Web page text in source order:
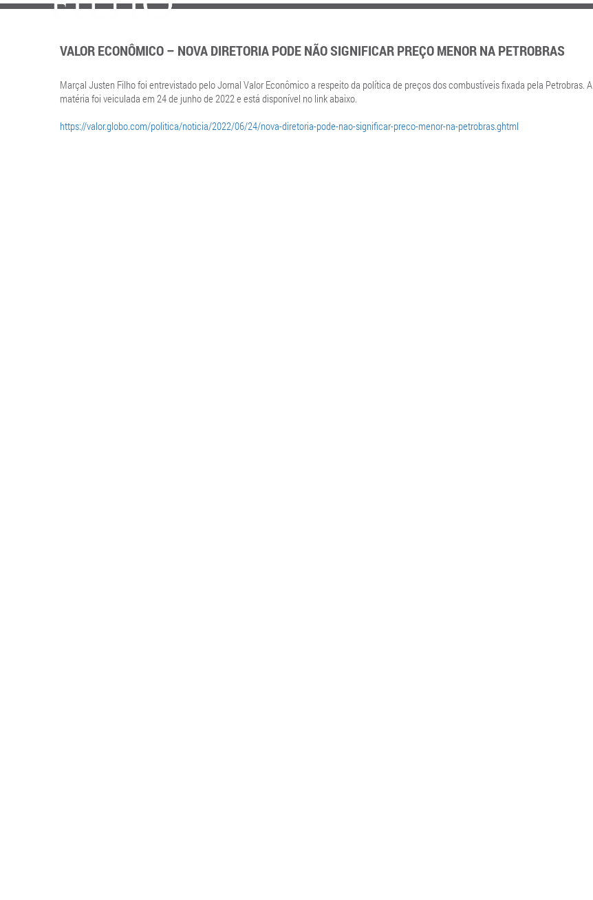
VALOR ECONÔMICO – NOVA DIRETORIA PODE NÃO SIGNIFICAR PREÇO MENOR NA PETROBRAS
Marçal Justen Filho foi entrevistado pelo Jornal Valor Econômico a respeito da política de preços dos combustíveis fixada pela Petrobras. A
matéria foi veiculada em 24 de junho de 2022 e está disponível no link abaixo.
https://valor.globo.com/politica/noticia/2022/06/24/nova-diretoria-pode-nao-significar-preco-menor-na-petrobras.ghtml